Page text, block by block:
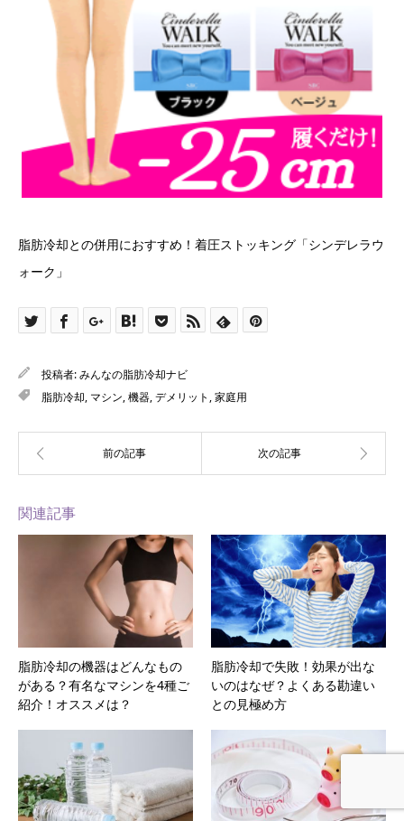
脂肪冷却との併用におすすめ！着圧ストッキング「シンデレラウ
ォーク」
投稿者:みんなの脂肪冷却ナビ
脂肪冷却, マシン,機器,デメリット ,家庭用
関連記事
脂肪冷却の機器はどんなもの
がある？有名なマシンを4種ご
紹介！オススメは？
脂肪冷却で失敗！効果が出な
いのはなぜ？よくある勘違い
との見極め方